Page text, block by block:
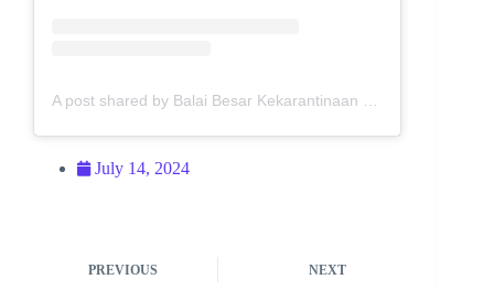
July 14, 2024
PREVIOUS NEXT